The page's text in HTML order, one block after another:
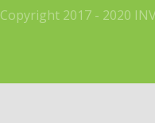
Copyright 2017 - 2020